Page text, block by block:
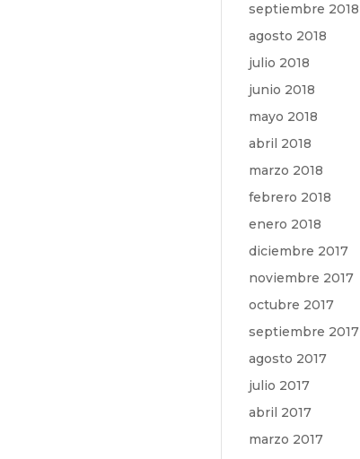
septiembre 2018
agosto 2018
julio 2018
junio 2018
mayo 2018
abril 2018
marzo 2018
febrero 2018
enero 2018
diciembre 2017
noviembre 2017
octubre 2017
septiembre 2017
agosto 2017
julio 2017
abril 2017
marzo 2017